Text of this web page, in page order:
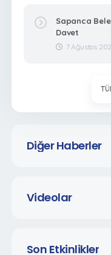
Diğer Haberler
Videolar
Son Etkinlikler
Sapanca
Davet
7 Ağustos